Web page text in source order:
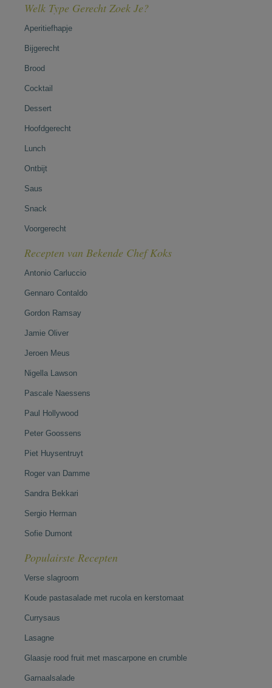
Welk Type Gerecht Zoek Je?
Aperitiefhapje
Bijgerecht
Brood
Cocktail
Dessert
Hoofdgerecht
Lunch
Ontbijt
Saus
Snack
Voorgerecht
Recepten van Bekende Chef Koks
Antonio Carluccio
Gennaro Contaldo
Gordon Ramsay
Jamie Oliver
Jeroen Meus
Nigella Lawson
Pascale Naessens
Paul Hollywood
Peter Goossens
Piet Huysentruyt
Roger van Damme
Sandra Bekkari
Sergio Herman
Sofie Dumont
Populairste Recepten
Verse slagroom
Koude pastasalade met rucola en kerstomaat
Currysaus
Lasagne
Glaasje rood fruit met mascarpone en crumble
Garnaalsalade